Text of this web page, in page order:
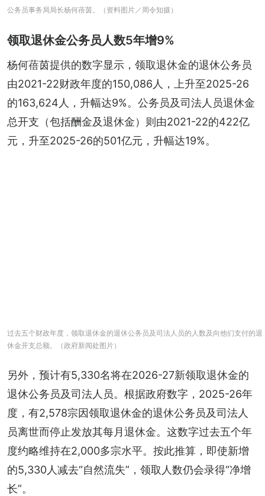
公务员事务局局长杨何蓓茵。（资料图片／周令知摄）
领取退休金公务员人数5年增9%
杨何蓓茵提供的数字显示，领取退休金的退休公务员
由2021-22财政年度的150,086人，上升至2025-26
的163,624人，升幅达9%。公务员及司法人员退休金
总开支（包括酬金及退休金）则由2021-22的422亿
元，升至2025-26的501亿元，升幅达19%。
过去五个财政年度，领取退休金的退休公务员及司法人员的人数及向他们支付的退
休金开支总额。（政府新闻处图片）
另外，预计有5,330名将在2026-27新领取退休金的
退休公务员及司法人员。根据政府数字，2025-26年
度，有2,578宗因领取退休金的退休公务员及司法人
员离世而停止发放其每月退休金。这数字过去五个年
度约略维持在2,000多宗水平。按此推算，即使新增
的5,330人减去“自然流失”，领取人数仍会录得“净增
长”。